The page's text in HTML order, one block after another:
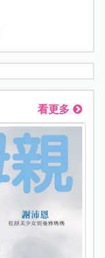
看更多